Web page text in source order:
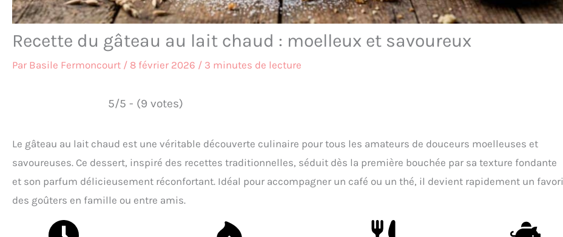
Recette du gâteau au lait chaud : moelleux et savoureux
Par Basile Fermoncourt / 8 février 2026 / 3 minutes de lecture
5/5 - (9 votes)
Le gâteau au lait chaud est une véritable découverte culinaire pour tous les amateurs de douceurs moelleuses et
savoureuses. Ce dessert, inspiré des recettes traditionnelles, séduit dès la première bouchée par sa texture fondante
et son parfum délicieusement réconfortant. Idéal pour accompagner un café ou un thé, il devient rapidement un favori
des goûters en famille ou entre amis.